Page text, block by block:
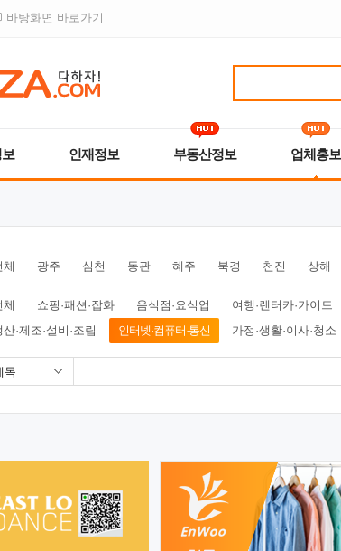
바탕화면 바로가기
인재정보 부동산정보 업체홍보
체 광주 심천 동관 혜주 북경 천진 상해
체 쇼핑·패션·잡화 음식점·요식업 여행·렌터카·가이드
산·제조·설비·조립
인터넷·컴퓨터·통신 가정·생활·이사·청소
목